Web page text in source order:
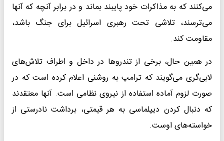
می‌کنند که به مذاکرات خود پایبند بماند و در برابر آنچه که آنها
می‌ترسند، تلاشی تحت رهبری اسرائیل برای جنگ باشد،
مقاومت کند.
در همین حال، برخی از تندروها در داخل و اطراف تلاش‌های
لابی‌گری می‌گویند که ترامپ به روشنی اعلام کرده است که در
صورت لزوم آماده استفاده از نیروی نظامی است. آنها معتقدند
که دنبال کردن دیپلماسی به هر قیمتی، برداشت نادرستی از
خواسته‌های اوست.